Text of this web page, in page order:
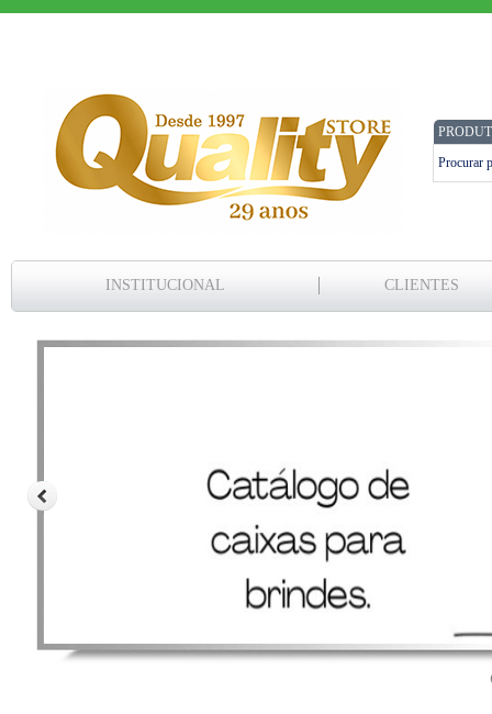
INSTITUCIONAL CLIENTES